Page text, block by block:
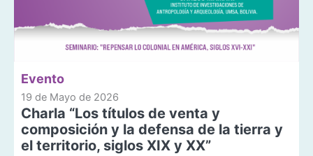
Evento
19 de Mayo de 2026
Charla “Los títulos de venta y
composición y la defensa de la tierra y
el territorio, siglos XIX y XX”